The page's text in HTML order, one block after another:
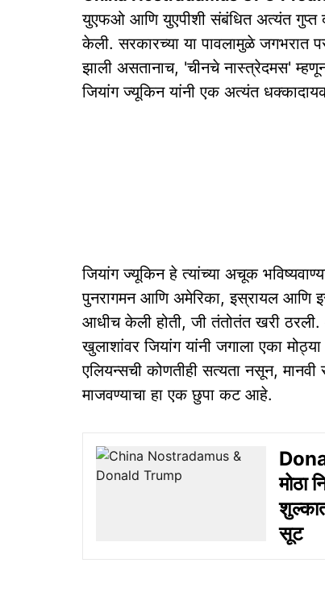
युएफओ आणि युएपीशी संबंधित अत्यंत गुप्त
केली. सरकारच्या या पावलामुळे जगभरात
झाली असतानाच, 'चीनचे नास्त्रेदमस'
जियांग ज्यूकिन यांनी एक अत्यंत
जियांग ज्यूकिन हे त्यांच्या अचूक
पुनरागमन आणि अमेरिका, इस्रायल आणि
आधीच केली होती, जी तंतोतंत खरी
खुलाशांवर जियांग यांनी जगाला एका
एलियन्सची कोणतीही सत्यता नसून,
माजवण्याचा हा एक छुपा कट आहे.
मोठा
सूट